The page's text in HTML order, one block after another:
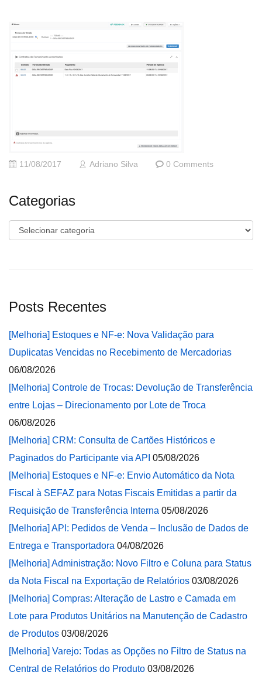
11/08/2017 Adriano Silva 0 Comments
Categorias
Categorias
Posts Recentes
[Melhoria] Estoques e NF-e: Nova Validação para
Duplicatas Vencidas no Recebimento de Mercadorias
06/08/2026
[Melhoria] Controle de Trocas: Devolução de Transferência
entre Lojas – Direcionamento por Lote de Troca
06/08/2026
[Melhoria] CRM: Consulta de Cartões Históricos e
Paginados do Participante via API 05/08/2026
[Melhoria] Estoques e NF-e: Envio Automático da Nota
Fiscal à SEFAZ para Notas Fiscais Emitidas a partir da
Requisição de Transferência Interna 05/08/2026
[Melhoria] API: Pedidos de Venda – Inclusão de Dados de
Entrega e Transportadora 04/08/2026
[Melhoria] Administração: Novo Filtro e Coluna para Status
da Nota Fiscal na Exportação de Relatórios 03/08/2026
[Melhoria] Compras: Alteração de Lastro e Camada em
Lote para Produtos Unitários na Manutenção de Cadastro
de Produtos 03/08/2026
[Melhoria] Varejo: Todas as Opções no Filtro de Status na
Central de Relatórios do Produto 03/08/2026